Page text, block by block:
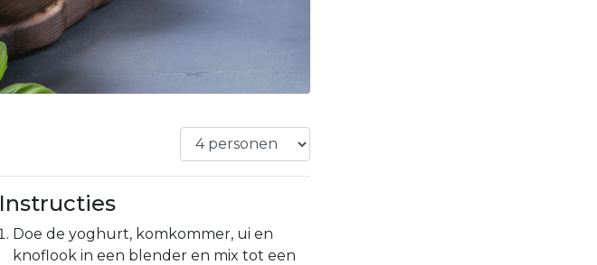
Instructies
Doe de yoghurt, komkommer, ui en
knoflook in een blender en mix tot een